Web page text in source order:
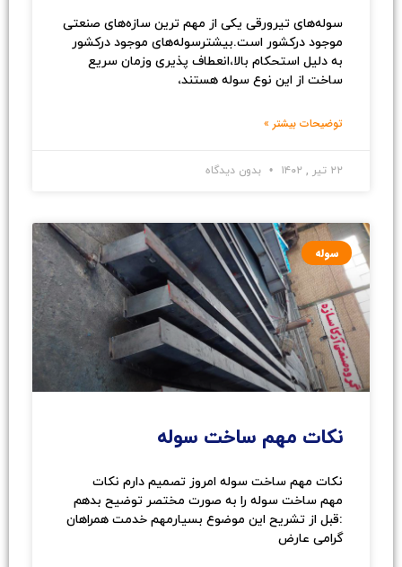
سوله‌های تیرورقی یکی از مهم ترین سازه‌های صنعتی
موجود درکشور است.بیشترسوله‌های موجود درکشور
به دلیل استحکام بالا،انعطاف پذیری وزمان سریع
ساخت از این نوع سوله هستند،
توضیحات بیشتر »
۲۲ تیر , ۱۴۰۲ بدون دیدگاه
سوله
نکات مهم ساخت سوله
نکات مهم ساخت سوله امروز تصمیم دارم نکات
مهم ساخت سوله را به صورت مختصر توضیح بدهم
:قبل از تشریح این موضوع بسیارمهم خدمت همراهان
گرامی عارض